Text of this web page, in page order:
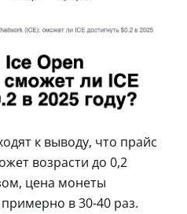
к выводу, что прайс
возрасти до 0,2
цена монеты
в 30-40 раз.